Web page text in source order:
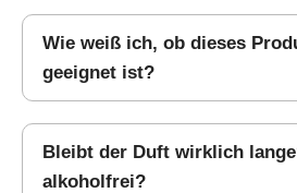
Wie weiß ich, ob dieses
geeignet ist?
Bleibt der Duft wirklich
alkoholfrei?